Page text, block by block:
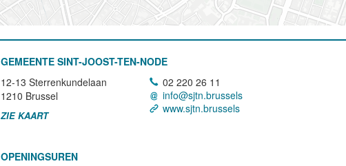
GEMEENTE SINT-JOOST-TEN-NODE
12-13 Sterrenkundelaan
1210 Brussel
ZIE KAART
02 220 26 11
info@sjtn.brussels
www.sjtn.brussels
OPENINGSUREN